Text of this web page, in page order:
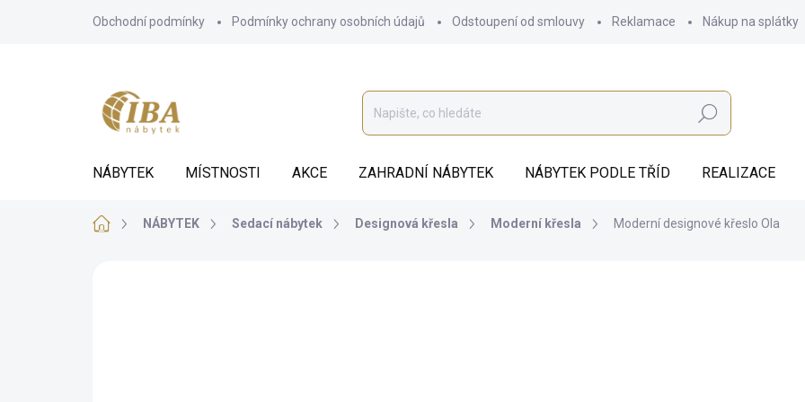
Obchodní podmínky Podmínky ochrany osobních údajů Odstoupení od smlouvy Reklamace Nákup na splátky
Hledat
NÁBYTEK MÍSTNOSTI AKCE ZAHRADNÍ NÁBYTEK NÁBYTEK PODLE TŘÍD REALIZACE
DomůNÁBYTEK Sedací nábytek Designová křesla Moderní křesla Moderní designové křeslo Ola